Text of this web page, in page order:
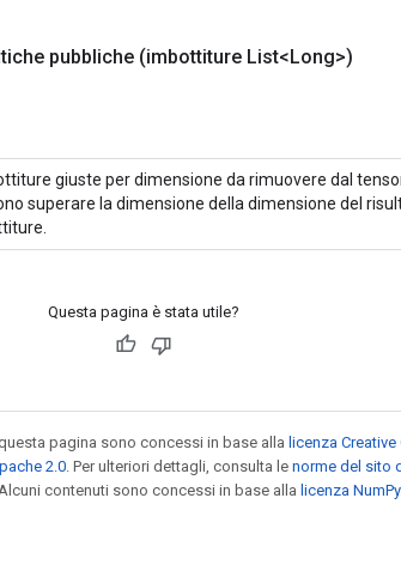
pubbliche (imbottiture List<Long>)
giuste per dimensione da rimuovere dal
superare la dimensione della dimensione del
Questa pagina è stata utile?
pagina sono concessi in base alla licenza
2.0 . Per ulteriori dettagli, consulta le norme del sito
contenuti sono concessi in base alla licenza NumPy.